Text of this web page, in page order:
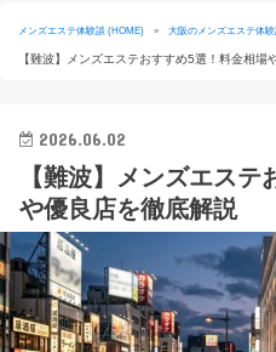
※体験記事が書けない方や、すべ
メンズエステ体験談 (HOME) » 大阪のメンズエステ体験
【難波】メンズエステおすすめ5選！料金相場
2026.06.02
【難波】メンズエス
や優良店を徹底解説